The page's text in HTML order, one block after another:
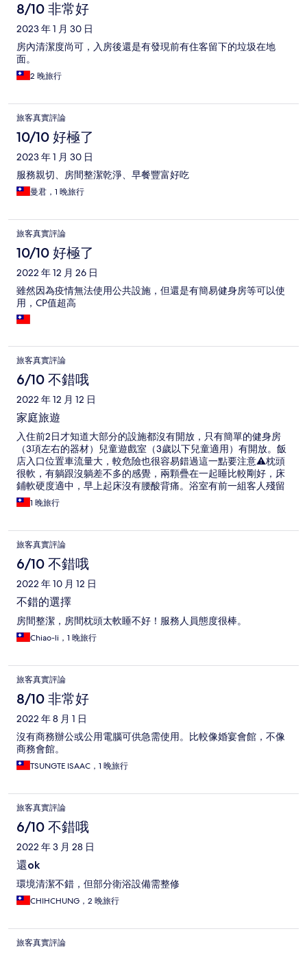
8/10 非常好
2023 年 1 月 30 日
房內清潔度尚可，入房後還是有發現前有住客留下的垃圾在地
面。
2 晚旅行
旅客真實評論
10/10 好極了
2023 年 1 月 30 日
服務親切、房間整潔乾淨、早餐豐富好吃
曼君，1 晚旅行
旅客真實評論
10/10 好極了
2022 年 12 月 26 日
雖然因為疫情無法使用公共設施，但還是有簡易健身房等可以使
用，CP值超高
旅客真實評論
6/10 不錯哦
2022 年 12 月 12 日
家庭旅遊
入住前2日才知道大部分的設施都沒有開放，只有簡單的健身房
（3項左右的器材）兒童遊戲室（3歲以下兒童適用）有開放。飯
店入口位置車流量大，較危險也很容易錯過這一點要注意⚠️枕頭
很軟，有躺跟沒躺差不多的感覺，兩顆疊在一起睡比較剛好，床
鋪軟硬度適中，早上起床沒有腰酸背痛。浴室有前一組客人殘留
的毛髮，進房時浴缸還是濕的，小孩要泡澡所以浴缸都會自行清
理一次，馬桶水量較小，房間踩起來沙沙的，床頭櫃，燈具等落
餐選擇不多但每樣都不錯吃，還有沖牛肉湯跟牛肉粥可以選擇很
加分👍👍
1 晚旅行
旅客真實評論
6/10 不錯哦
2022 年 10 月 12 日
不錯的選擇
房間整潔，房間枕頭太軟睡不好！服務人員態度很棒。
Chiao-li，1 晚旅行
旅客真實評論
8/10 非常好
2022 年 8 月 1 日
沒有商務辦公或公用電腦可供急需使用。比較像婚宴會館，不像
商務會館。
TSUNGTE ISAAC，1 晚旅行
旅客真實評論
6/10 不錯哦
2022 年 3 月 28 日
還ok
環境清潔不錯，但部分衛浴設備需整修
CHIHCHUNG，2 晚旅行
旅客真實評論